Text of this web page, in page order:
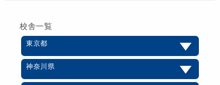
校舎一覧
東京都
神奈川県